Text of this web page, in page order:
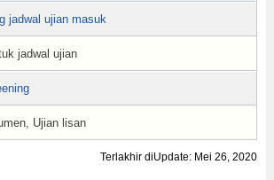
jadwal ujian masuk
jadwal ujian
Ujian lisan
Terlakhir diUpdate: Mei 26, 2020